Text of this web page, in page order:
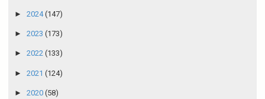
► 2024(147)
► 2023 (173)
► 2022 (133)
► 2021 (124)
► 2020 (58)